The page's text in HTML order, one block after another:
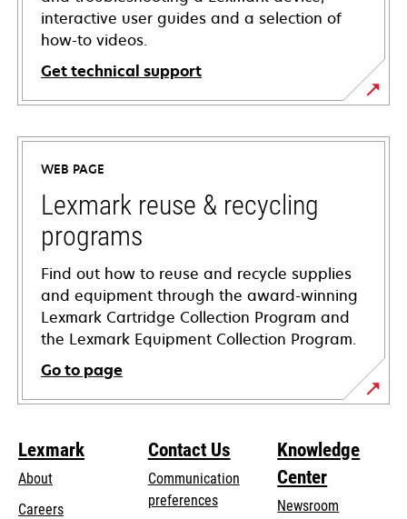
interactive user guides and a selection of
how-to videos.
Get technical support
opens
in
new
tab
WEB PAGE
Lexmark reuse & recycling
programs
Find out how to reuse and recycle supplies
and equipment through the award-winning
Lexmark Cartridge Collection Program and
the Lexmark Equipment Collection Program.
Go to page
Lexmark
About
Careers
Contact Us
Communication
preferences
Knowledge
Center
Newsroom